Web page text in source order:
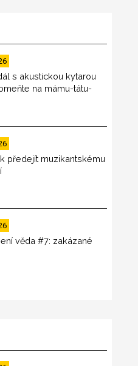
s akustickou kytarou
na mámu-tátu-
předejít muzikantskému
věda #7: zakázané